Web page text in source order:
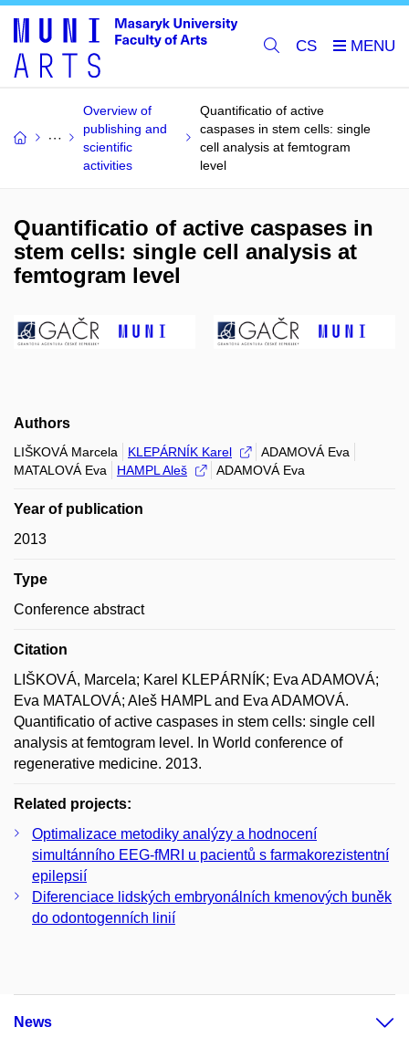
CS
Overview of
publishing and
scientific
activities
Quantificatio of active
caspases in stem cells: single
cell analysis at femtogram
level
Quantificatio of active caspases in
stem cells: single cell analysis at
femtogram level
Authors
LIŠKOVÁ Marcela KLEPÁRNÍK Karel
ADAMOVÁ Eva
MATALOVÁ Eva
HAMPL Aleš ADAMOVÁ Eva
Year of publication
2013
Type
Conference abstract
Citation
LIŠKOVÁ, Marcela; Karel KLEPÁRNÍK; Eva ADAMOVÁ;
Eva MATALOVÁ; Aleš HAMPL and Eva ADAMOVÁ.
Quantificatio of active caspases in stem cells: single cell
analysis at femtogram level. In World conference of
regenerative medicine. 2013.
Related projects:
Optimalizace metodiky analýzy a hodnocení
simultánního EEG-fMRI u pacientů s farmakorezistentní
epilepsií
Diferenciace lidských embryonálních kmenových buněk
do odontogenních linií
News